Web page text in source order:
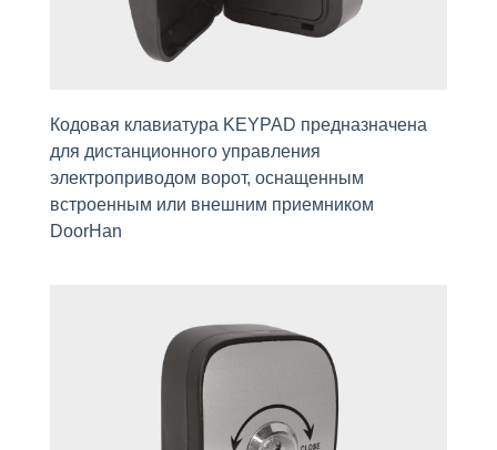
Кодовая клавиатура KEYPAD предназначена
для дистанционного управления
электроприводом ворот, оснащенным
встроенным или внешним приемником
DoorHan